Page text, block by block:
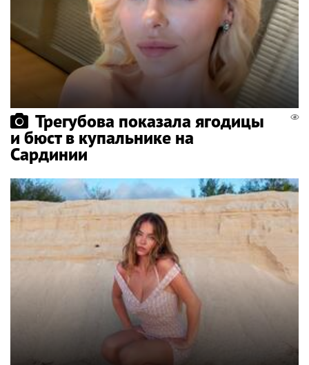
Трегубова показала ягодицы
и бюст в купальнике на
Сардинии